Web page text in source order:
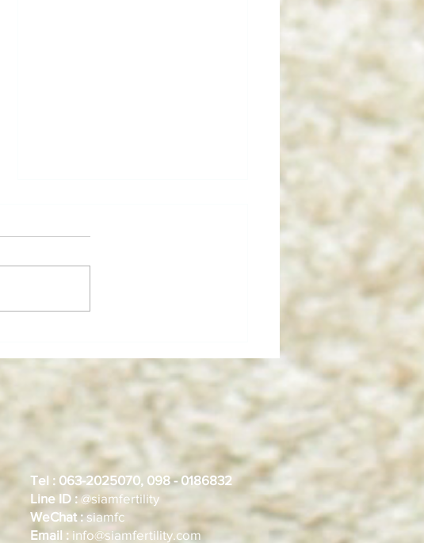
คู่รักอยากมีลูกไม่ควรพลาด
​​Tel : 063-2025070, 098 - 0186832
Line ID :@siamfertility
WeChat :siamfc
Email : info@siamfertility.com